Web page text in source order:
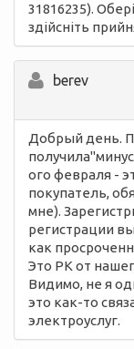
31816235).
здійсніть
berev
Добрый день.
ого февраля -
покупатель,
мне).
регистрации
как
Это РК от
Видимо, не я
это как-то
электроуслуг.